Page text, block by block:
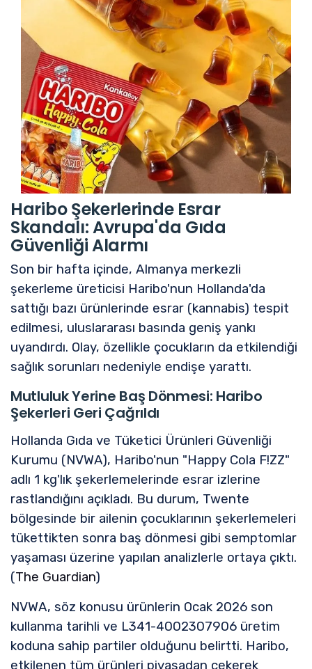
Haribo Şekerlerinde Esrar
Skandalı: Avrupa'da Gıda
Güvenliği Alarmı
Son bir hafta içinde, Almanya merkezli
şekerleme üreticisi Haribo'nun Hollanda'da
sattığı bazı ürünlerinde esrar (kannabis) tespit
edilmesi, uluslararası basında geniş yankı
uyandırdı. Olay, özellikle çocukların da etkilendiği
sağlık sorunları nedeniyle endişe yarattı.
Mutluluk Yerine Baş Dönmesi: Haribo
Şekerleri Geri Çağrıldı
Hollanda Gıda ve Tüketici Ürünleri Güvenliği
Kurumu (NVWA), Haribo'nun "Happy Cola F!ZZ"
adlı 1 kg'lık şekerlemelerinde esrar izlerine
rastlandığını açıkladı. Bu durum, Twente
bölgesinde bir ailenin çocuklarının şekerlemeleri
tükettikten sonra baş dönmesi gibi semptomlar
yaşaması üzerine yapılan analizlerle ortaya çıktı.
(The Guardian)
NVWA, söz konusu ürünlerin Ocak 2026 son
kullanma tarihli ve L341-4002307906 üretim
koduna sahip partiler olduğunu belirtti. Haribo,
etkilenen tüm ürünleri piyasadan çekerek